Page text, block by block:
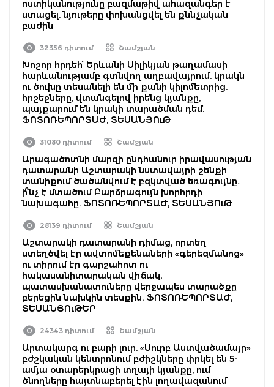
ոստիկանությունը բազմաթիվ ահազանգեր է
ստացել. նյութերը փոխանցվել են քննչական
բաժին
32356 դիտում Շամշյան
Խոշոր հրդեհ՝ Երևանի Սիլիկյան թաղամասի
հարևանությամբ գտնվող աղբավայրում. կրակն
ու ծուխը տեսանելի են մի քանի կիլոմետրից.
հրշեջները, վտանգելով իրենց կյանքը,
պայքարում են կրակի տարածման դեմ.
ՖՈՏՈՌԵՊՈՐՏԱԺ, ՏԵՍԱՆՅՈւԹ
31080 դիտում Շամշյան
Արագածոտնի մարզի ընդհանուր իրավասության
դատարանի Աշտարակի նստավայրի շենքի
տանիքում ծածանվում է բզկտված եռագույնը․
ի՞նչ է մտածում Բարձրագույն խորհրդի
նախագահը. ՖՈՏՈՌԵՊՈՐՏԱԺ, ՏԵՍԱՆՅՈւԹ
28139 դիտում Շամշյան
Աշտարակի դատարանի դիմաց, որտեղ
ստեղծվել էր ավտոմեքենաների «գերեզմանոց»
ու տիրում էր գարշահոտ ու
հակասանիտարական վիճակ,
պատասխանատուները վերջապես տարածքը
բերեցին նախկին տեսքին. ՖՈՏՈՌԵՊՈՐՏԱԺ,
ՏԵՍԱՆՅՈւԹԵՐ
24343 դիտում Շամշյան
Արտակարգ ու բարի լուր. «Սուրբ Աստվածամայր»
բժշկական կենտրոնում բժիշկները փրկել են 5-
ամյա օտարերկրացի տղայի կյանքը, ում
ծնողները հայտնաբերել էին լողավազանում